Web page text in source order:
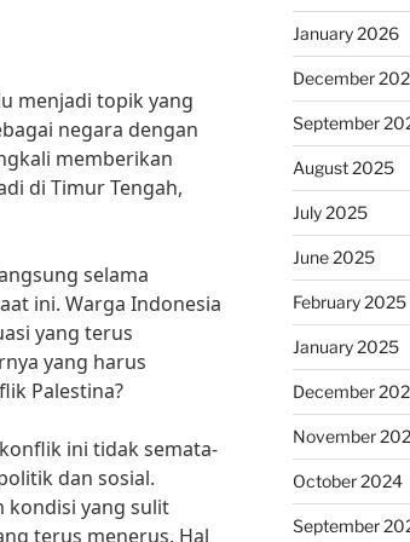
menjadi topik yang
negara dengan
memberikan
di Timur Tengah,
selama
ini. Warga Indonesia
yang terus
yang harus
Palestina?
ini tidak semata-
dan sosial.
kondisi yang sulit
terus menerus. Hal
January 2026
December
September
August 2025
July 2025
June 2025
February 2025
January 2025
December
November
October 2024
September